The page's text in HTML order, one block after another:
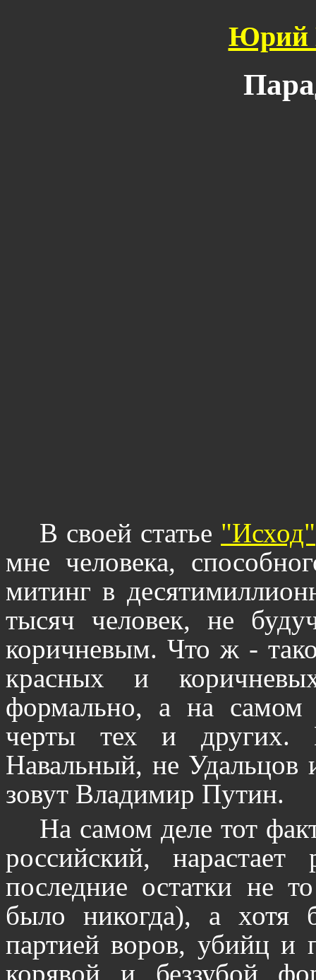
Юрий
В своей статье "Исход"
мне человека,
митинг в
тысяч человек, не
коричневым. Что ж -
красных и
формально, а на самом
черты тех и других.
Навальный, не
зовут Владимир Путин.
На самом деле тот
российский,
последние остатки не
было никогда), а хотя
партией воров, убийц и
корявой и беззубой